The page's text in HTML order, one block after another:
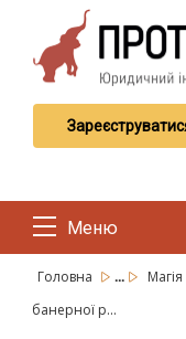
Меню
Головна ...
банерної р...